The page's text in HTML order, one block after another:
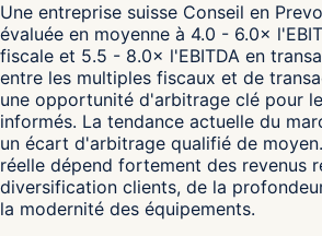
Une entreprise suisse Conseil en
évaluée en moyenne à 4.0 - 6.0×
fiscale et 5.5 - 8.0× l'EBITDA en
entre les multiples fiscaux et de
une opportunité d'arbitrage clé pour
informés. La tendance actuelle du
un écart d'arbitrage qualifié de
réelle dépend fortement des revenus
diversification clients, de la
la modernité des équipements.